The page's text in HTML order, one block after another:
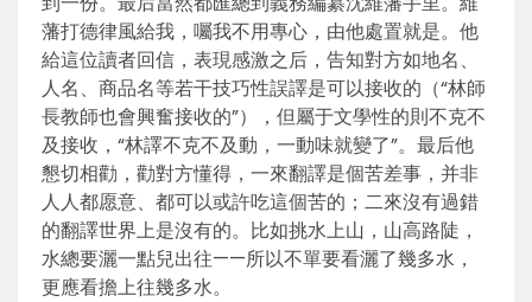
藩打德律風給我，囑我不用專心，由他處置就是。他
給這位讀者回信，表現感激之后，告知對方如地名、
人名、商品名等若干技巧性誤譯是可以接收的（“林師
長教師也會興奮接收的”），但屬于文學性的則不克不
及接收，“林譯不克不及動，一動味就變了”。最后他
懇切相勸，勸對方懂得，一來翻譯是個苦差事，并非
人人都愿意、都可以或許吃這個苦的；二來沒有過錯
的翻譯世界上是沒有的。比如挑水上山，山高路陡，
水總要灑一點兒出往——所以不單要看灑了幾多水，
更應看擔上往幾多水。